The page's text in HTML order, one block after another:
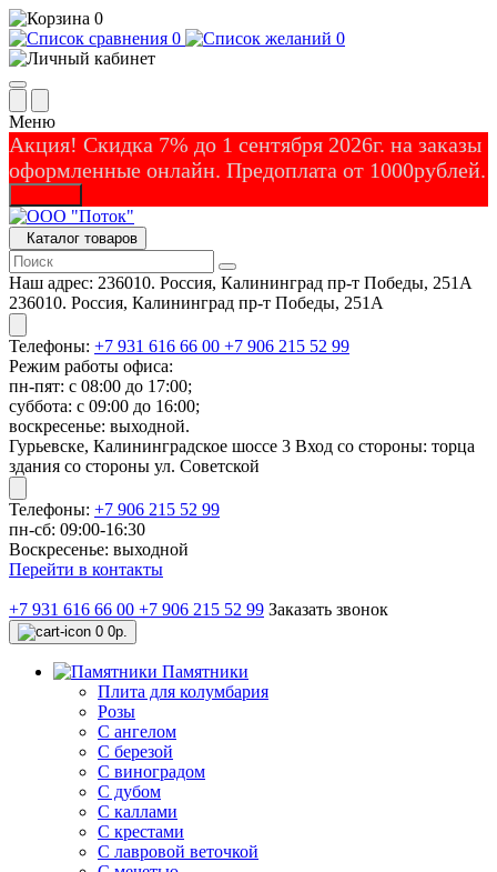
0
0
0
Меню
Акция! Скидка 7% до 1 сентября 2026г. на заказы
оформленные онлайн. Предоплата от 1000рублей.
Каталог товаров
Наш адрес: 236010. Россия, Калининград пр-т Победы, 251А
236010. Россия, Калининград пр-т Победы, 251А
Телефоны: +7 931 616 66 00 +7 906 215 52 99
Режим работы офиса:
пн-пят: с 08:00 до 17:00;
суббота: с 09:00 до 16:00;
воскресенье: выходной.
Гурьевске, Калининградское шоссе 3 Вход со стороны: торца
здания со стороны ул. Советской
Телефоны: +7 906 215 52 99
пн-сб: 09:00-16:30
Воскресенье: выходной
Перейти в контакты
+7 931 616 66 00 +7 906 215 52 99 Заказать звонок
0 0р.
Памятники
Плита для колумбария
Розы
C ангелом
C березой
С виноградом
С дубом
С каллами
С крестами
С лавровой веточкой